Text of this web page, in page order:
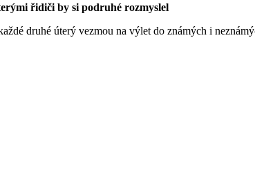
řidiči by si podruhé rozmyslel
druhé úterý vezmou na výlet do známých i